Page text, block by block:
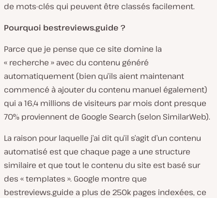
de mots-clés qui peuvent être classés facilement.
Pourquoi bestreviews.guide ?
Parce que je pense que ce site domine la
« recherche » avec du contenu généré
automatiquement (bien qu’ils aient maintenant
commencé à ajouter du contenu manuel également)
qui a 16,4 millions de visiteurs par mois dont presque
70% proviennent de Google Search (selon SimilarWeb).
La raison pour laquelle j’ai dit qu’il s’agit d’un contenu
automatisé est que chaque page a une structure
similaire et que tout le contenu du site est basé sur
des « templates ». Google montre que
bestreviews.guide a plus de 250k pages indexées, ce